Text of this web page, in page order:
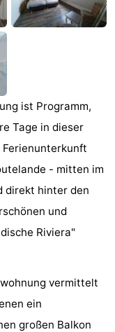
ist Programm,
Tage in dieser
Ferienunterkunft
- mitten im
direkt hinter den
und
Riviera"
vermittelt
ein
großen Balkon